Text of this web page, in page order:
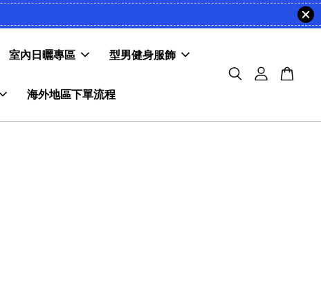
室內日曬專區 型男健身服飾
海外地區下單流程